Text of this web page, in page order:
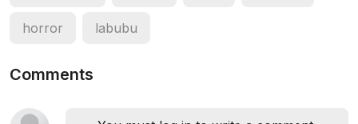
horror labubu
Comments